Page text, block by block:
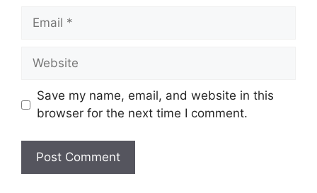
Save my name, email, and website in this
browser for the next time I comment.